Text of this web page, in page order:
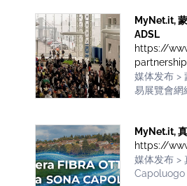
MyNet.it,
ADSL
https://
媒体发布 >
易展覽會網
MyNet.it,
https://
媒体发布 >
Capoluogo